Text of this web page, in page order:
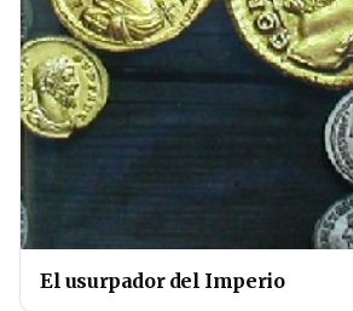
El usurpador del Imperio